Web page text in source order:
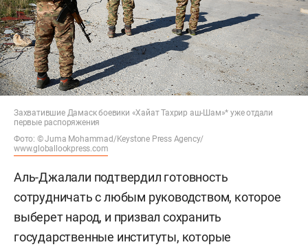
Захватившие Дамаск боевики «Хайат Тахрир аш-Шам»* уже отдали
первые распоряжения
Фото: © Juma Mohammad/Keystone Press Agency/
www.globallookpress.com
Аль-Джалали подтвердил готовность
сотрудничать с любым руководством, которое
выберет народ, и призвал сохранить
государственные институты, которые